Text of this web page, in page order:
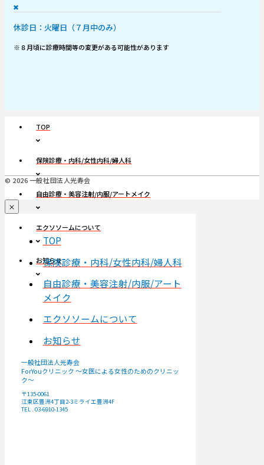
✖
休診日：火曜日（７月中のみ）
※８月頃に診療時間等の変更がある可能性があります
TOP
保険診療・内科/女性内科/婦人科
自由診療・美容注射/内服/アートメイク
エクソソームについて
お知らせ
© 2026 一般社団法人光寿会
TOP
保険診療・内科/女性内科/婦人科
自由診療・美容注射/内服/アート
メイク
エクソソームについて
お知らせ
一般社団法人光寿会
ForYouクリニック ～女医による女性のためのクリニッ
ク～
〒135-0061
江東区豊洲4丁目2-3ミライエ豊洲4F
TEL . 03-6910-1345